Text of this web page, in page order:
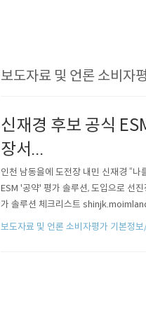
보도자료 및 언론 소비자
신재경 후보 공식
장서...
인천 남동을에 도전장 내민 신재경 “
ESM '공약' 평가 솔루션, 도입으로
가 솔루션 체크리스트
보도자료 및 언론 소비자평가 기본정